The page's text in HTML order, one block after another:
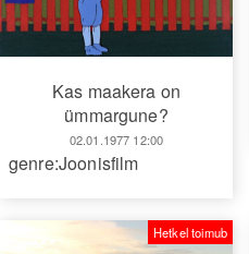
Kas maakera on
ümmargune?
02.01.1977 12:00
genre:Joonisfilm
Hetkel toimub